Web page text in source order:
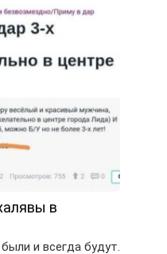
в
и всегда будут.